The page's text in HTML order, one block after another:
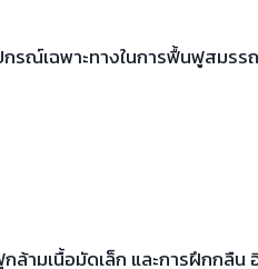
เฉพาะทางในการฟื้นฟูสมร
เนื้อมัดเล็ก และการฝึกกลืน